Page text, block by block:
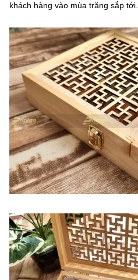
khách hàng vào mùa trăng sắp tới.